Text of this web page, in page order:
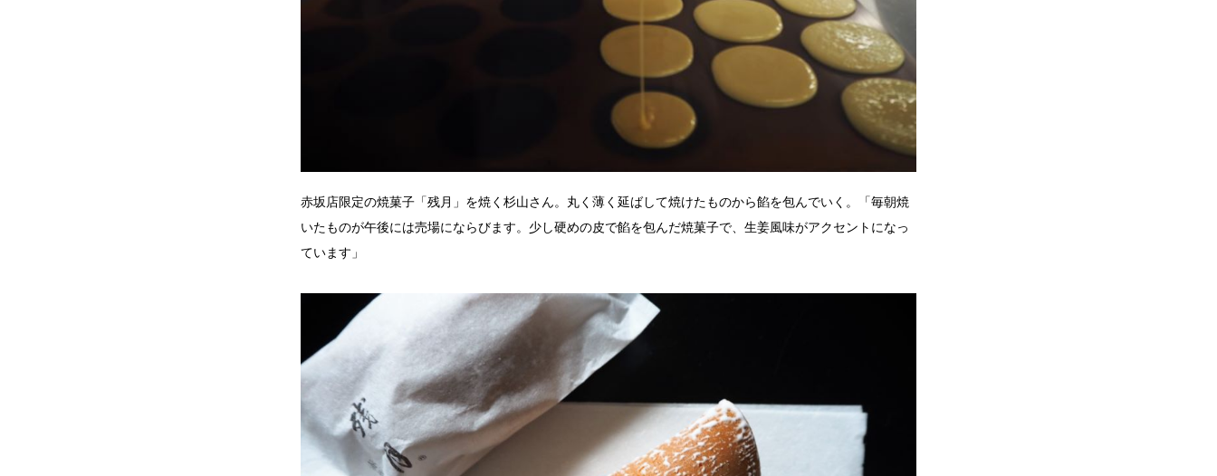
赤坂店限定の焼菓子「残月」を焼く杉山さん。丸く薄く延ばして焼けたものから餡を包んでいく。「毎朝焼
いたものが午後には売場にならびます。少し硬めの皮で餡を包んだ焼菓子で、生姜風味がアクセントになっ
ています」